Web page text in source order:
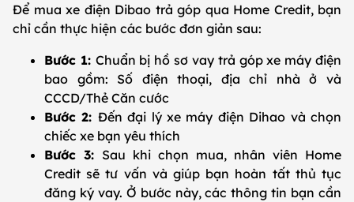
Để mua xe điện Dibao trả góp qua Home Credit, bạn
chỉ cần thực hiện các bước đơn giản sau:
Bước 1: Chuẩn bị hồ sơ vay trả góp xe máy điện
bao gồm: Số điện thoại, địa chỉ nhà ở và
CCCD/Thẻ Căn cước
Bước 2: Đến đại lý xe máy điện Dihao và chọn
chiếc xe bạn yêu thích
Bước 3: Sau khi chọn mua, nhân viên Home
Credit sẽ tư vấn và giúp bạn hoàn tất thủ tục
đăng ký vay. Ở bước này, các thông tin bạn cần